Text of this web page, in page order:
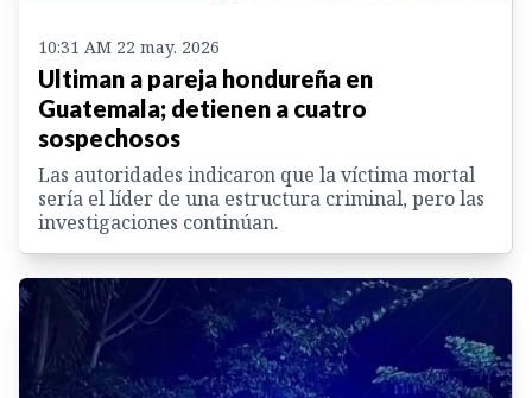
10:31 AM 22 may. 2026
Ultiman a pareja hondureña en
Guatemala; detienen a cuatro
sospechosos
Las autoridades indicaron que la víctima mortal
sería el líder de una estructura criminal, pero las
investigaciones continúan.